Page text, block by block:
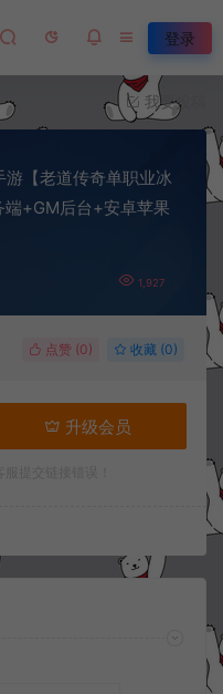
登录
我要投稿
游【老道传奇单职业冰
+GM后台+安卓苹果
1,927
点赞 (0) 收藏 (0)
升级会员